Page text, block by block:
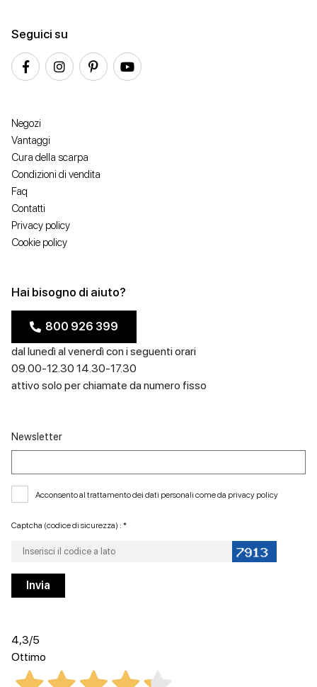
Seguici su
Negozi
Vantaggi
Cura della scarpa
Condizioni di vendita
Faq
Contatti
Privacy policy
Cookie policy
Hai bisogno di aiuto?
800 926 399
dal lunedì al venerdì con i seguenti orari
09.00-12.30 14.30-17.30
attivo solo per chiamate da numero fisso
Newsletter
Acconsento al trattamento dei dati personali come da privacy policy
Captcha (codice di sicurezza) : *
4,3/5
Ottimo